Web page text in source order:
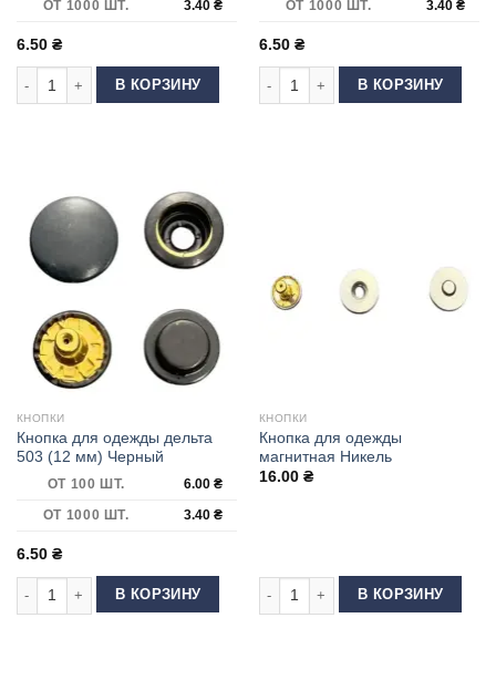
ОТ 1000 ШТ.
3.40 ₴
6.50 ₴
Количество товара Кнопка для одежды дельта 503 (12 мм) Никель
В КОРЗИНУ
ОТ 1000 ШТ.
3.40 ₴
6.50 ₴
Количество товара Кнопка для
В КОРЗИНУ
КНОПКИ
Кнопка для одежды дельта
503 (12 мм) Черный
ОТ 100 ШТ. 6.00 ₴
ОТ 1000 ШТ.
3.40 ₴
6.50 ₴
Количество товара Кнопка для одежды дельта 503 (12 мм) Черный
В КОРЗИНУ
КНОПКИ
Кнопка для одежды
магнитная Никель
16.00 ₴
Количество товара Кнопка для
В КОРЗИНУ